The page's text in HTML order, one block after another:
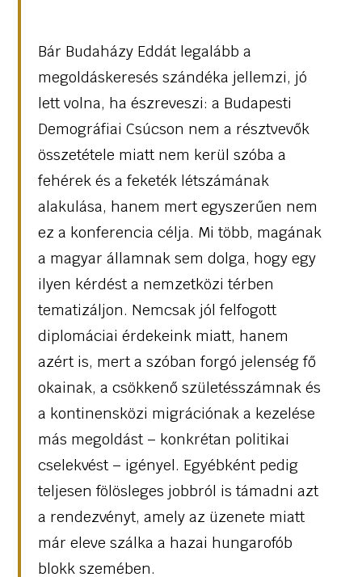
Bár Budaházy Eddát legalább a
megoldáskeresés szándéka jellemzi, jó
lett volna, ha észreveszi: a Budapesti
Demográfiai Csúcson nem a résztvevők
összetétele miatt nem kerül szóba a
fehérek és a feketék létszámának
alakulása, hanem mert egyszerűen nem
ez a konferencia célja. Mi több, magának
a magyar államnak sem dolga, hogy egy
ilyen kérdést a nemzetközi térben
tematizáljon. Nemcsak jól felfogott
diplomáciai érdekeink miatt, hanem
azért is, mert a szóban forgó jelenség fő
okainak, a csökkenő születésszámnak és
a kontinensközi migrációnak a kezelése
más megoldást – konkrétan politikai
cselekvést – igényel. Egyébként pedig
teljesen fölösleges jobbról is támadni azt
a rendezvényt, amely az üzenete miatt
már eleve szálka a hazai hungarofób
blokk szemében.